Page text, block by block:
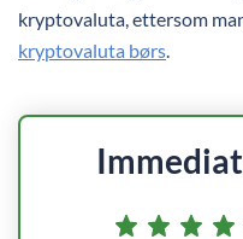
kryptovaluta, ettersom
kryptovaluta børs.